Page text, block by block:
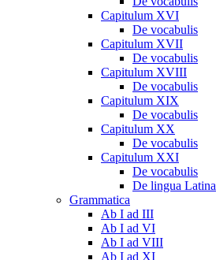
Capitulum XVI
De vocabulis
Capitulum XVII
De vocabulis
Capitulum XVIII
De vocabulis
Capitulum XIX
De vocabulis
Capitulum XX
De vocabulis
Capitulum XXI
De vocabulis
De lingua Latina
Grammatica
Ab I ad III
Ab I ad VI
Ab I ad VIII
Ab I ad XI